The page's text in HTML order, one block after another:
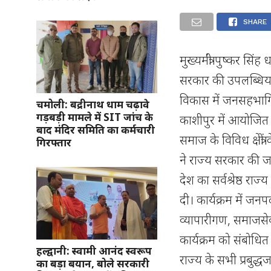
चमोली: बद्रीनाथ धाम चढ़ावे
गड़बड़ी मामले में SIT जांच के
बाद मंदिर समिति का कर्मचारी
गिरफ्तार
हल्द्वानी: स्वामी आनंद स्वरूप
का बड़ा बयान, बोले सरकारी
SHARE
मुख्यमंत्री पुष्कर सिंह धामी ने काशीपुर में प्रबुद्धजन सम्मेलन में किया प्रतिभाग* *राज्य सरकार की उपलब्धियां एवं विकास योजनाओं की दी जानकारी, जनसंवाद से जुड़े, विकास में जनसहभागिता पर दिया बल* मुख्यमंत्री श्री पुष्कर सिंह धामी ने आज काशीपुर में आयोजित प्रबुद्धजन सम्मेलन में प्रतिभाग कर जनसंवाद के माध्यम से समाज के विविध क्षेत्रों के प्रबुद्ध नागरिकों से संवाद स्थापित किया। सम्मेलन में मुख्यमंत्री ने राज्य सरकार की जनकल्याणकारी योजनाओं, विकास कार्यों तथा उत्तराखण्ड को देश का सर्वश्रेष्ठ राज्य बनाने के लिए किए जा रहे प्रयासों की विस्तारपूर्वक जानकारी दी। कार्यक्रम में जनपद के डॉक्टर्स, इंजीनियर, शिक्षाविद, अधिवक्ता, उद्यमी व व्यापारीगण, समाजसेवी, जनप्रतिनिधि एवं विभिन्न क्षेत्रों से जुड़े प्रबुद्धजन उपस्थित थे। कार्यक्रम को संबोधित करते हुए मुख्यमंत्री श्री पुष्कर सिंह धामी ने कहा कि जनपद व राज्य के सभी प्रबुद्धजन प्रधानमंत्री जी के “विकसित भारत@2047” के संकल्प को साकार करने वाले अग्रदूत हैं। आज प्रबुद्धजनों के साथ किया गया सार्थक संवाद “उत्तराखंड के विकास” के हमारे सामूहिक संकल्प को और अधिक सशक्त बनाने में सहायक सिद्ध होगा। *प्रधानमंत्री जी के दूरदर्शी नेतृत्व में देश में “रिफॉर्म, परफॉर्म और ट्रांसफॉर्म” की नीति* मुख्यमंत्री ने कहा कि प्रधानमंत्री श्री नरेन्द्र मोदी जी के दूरदर्शी नेतृत्व में “रिफॉर्म, परफॉर्म और ट्रांसफॉर्म” की नीति के साथ भारत विकास और समृद्धि के नए-नए कीर्तिमान स्थापित कर रहा है। आज भारत में न केवल निवेश के लिए अनुकूल वातावरण तैयार हुआ है, बल्कि इंफ्रास्ट्रक्चर, शिक्षा, स्वास्थ्य, महिला सशक्तिकरण और सामाजिक न्याय जैसे क्षेत्रों में भी व्यापक परिवर्तन आया है। आदरणीय मोदी जी देश के पहले प्रधानमंत्री हैं जिन्होंने भारत को विकसित राष्ट्र बनाने का संकल्प लिया है और इस संकल्प को साकार करने के लिए आज योजनाबद्ध तरीके से कार्य भी किया जा रहा है। मुख्यमंत्री ने कहा कि आज ‘स्टार्टअप इंडिया’, ‘वोकल फॉर लोकल’, ‘मेक इन इंडिया’, ‘स्किल इंडिया’ और ‘डिजिटल इंडिया’ जैसी पहलों के माध्यम से देश आत्मनिर्भर बनने की दिशा में तीव्र गति से आगे बढ़ रहा है। यही नहीं, आज भारत दुनिया का तीसरा सबसे बड़ा स्टार्टअप इकोसिस्टम खड़ा करने वाला देश बन चुका है।आज हमारे स्टार्टअप्स ग्लोबल इनोवेशन में अपनी पहचान बना रहे हैं। डिजिटल इंडिया ने आम नागरिक तक तकनीक को पहुँचाया है और “आत्मनिर्भर भारत” के अभियान ने देश को उत्पादन और विनिर्माण का हब बनाने का मार्ग प्रशस्त किया है। विश्व के बड़े बड़े देश ये देखकर अचंभित हैं कि भारत में सब्जी की एक छोटी सी दुकान लगाने वाली महिला भी UPI के ज़रिए मोबाइल से पेमेंट का लेनदेन कर रही है। आज देश के 55 करोड़ से अधिक लोग बैंकिंग व्यवस्था से जुड़ चुके हैं। मुख्यमंत्री ने कहा कि आज